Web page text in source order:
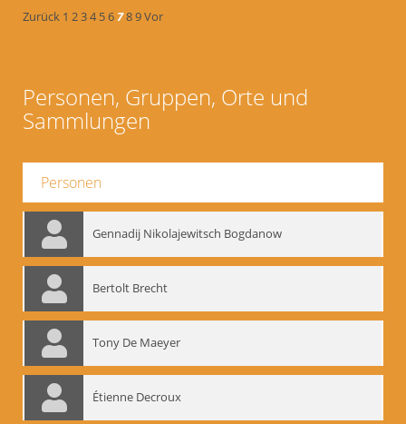
Zurück 1 234 56789Vor
Personen, Gruppen, Orte und
Sammlungen
Personen
Gennadij Nikolajewitsch Bogdanow
Bertolt Brecht
Tony De Maeyer
Étienne Decroux